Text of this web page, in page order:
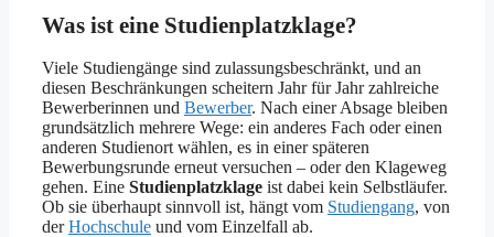
Was ist eine Studienplatzklage?
Viele Studiengänge sind zulassungsbeschränkt, und an
diesen Beschränkungen scheitern Jahr für Jahr zahlreiche
Bewerberinnen und Bewerber. Nach einer Absage bleiben
grundsätzlich mehrere Wege: ein anderes Fach oder einen
anderen Studienort wählen, es in einer späteren
Bewerbungsrunde erneut versuchen – oder den Klageweg
gehen. Eine Studienplatzklage ist dabei kein Selbstläufer.
Ob sie überhaupt sinnvoll ist, hängt vom Studiengang, von
derHochschule und vom Einzelfall ab.